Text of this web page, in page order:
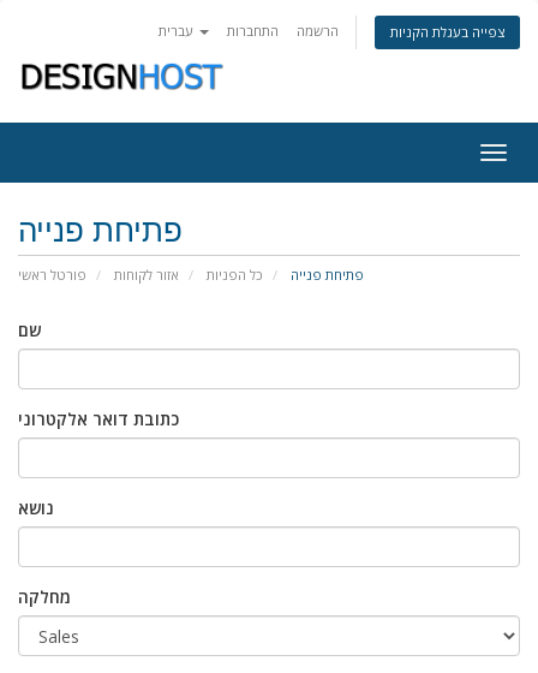
התחברות הרשמה צפייה בעגלת הקניות
פתיחת פנייה
פורטל ראשי אזור לקוחות כל הפניות פתיחת פנייה
שם
כתובת דואר אלקטרוני
נושא
מחלקה